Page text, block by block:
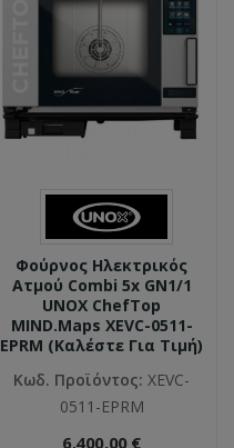
Φούρνος Ηλεκτρικός
Ατμού Combi 5x GN1/1
UNOX ChefTop
MIND.Maps XEVC-0511-
EPRM (καλέστε Για Τιμή)
Κωδ. Προϊόντος: XEVC-
0511-EPRM
6.400,00 €